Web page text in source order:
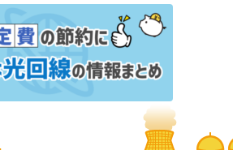
スでんきのキャンペーン・特典情報まとめ
シュバックなど特典はある？
の電気のキャンペーン・特典情報｜5,000円